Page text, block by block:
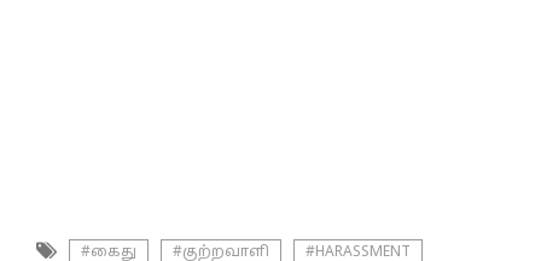
#கைது #குற்றவாளி #HARASSMENT